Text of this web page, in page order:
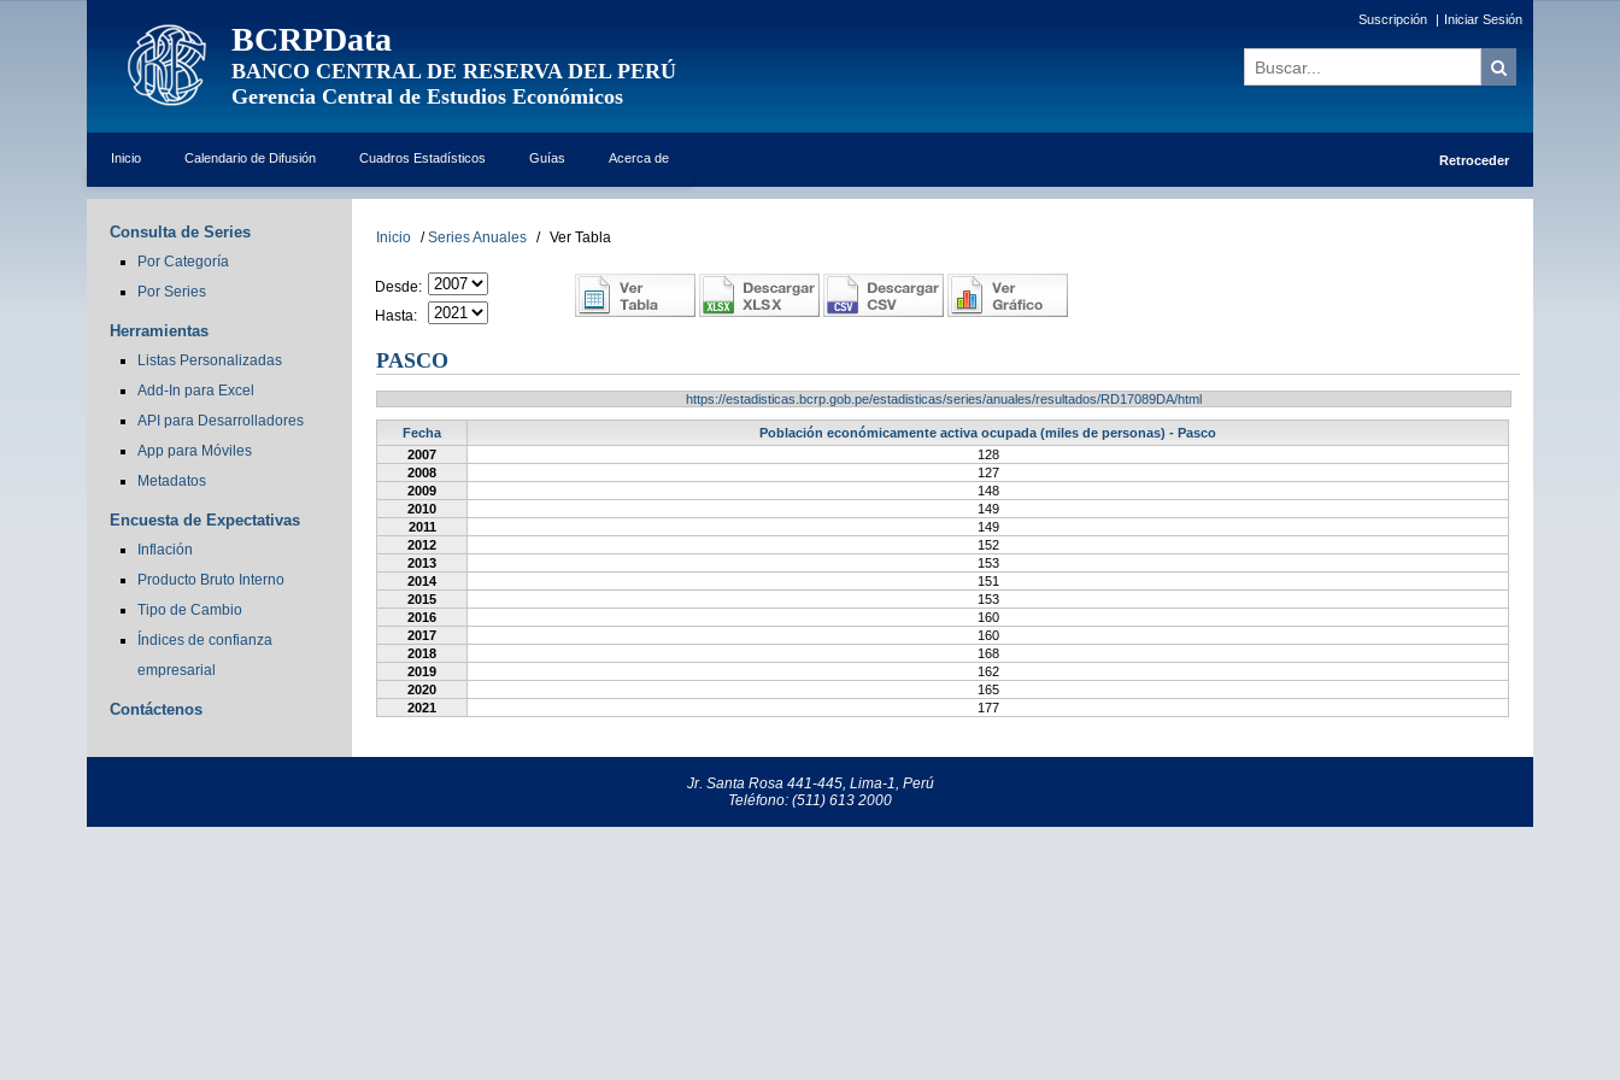
BCRPData
BANCO CENTRAL DE RESERVA DEL PERÚ
Gerencia Central de Estudios Económicos
Suscripción | Iniciar Sesión
Inicio Calendario de Difusión Cuadros Estadísticos Guías Acerca de Retroceder
Consulta de Series
Por Categoría
Por Series
Herramientas
Listas Personalizadas
Add-In para Excel
API para Desarrolladores
App para Móviles
Metadatos
Encuesta de Expectativas
Inflación
Producto Bruto Interno
Tipo de Cambio
Índices de confianza
empresarial
Contáctenos
Inicio / Series Anuales / Ver Tabla
Desde:
Hasta:
PASCO
https://estadisticas.bcrp.gob.pe/estadisticas/series/anuales/resultados/RD17089DA/html
Fecha
Población económicamente activa ocupada (miles de personas) - Pasco
2007
128
2008
127
2009
148
2010
149
2011
149
2012
152
2013
153
2014
151
2015
153
2016
160
2017
160
2018
168
2019
162
2020
165
2021
177
Jr. Santa Rosa 441-445, Lima-1, Perú
Teléfono: (511) 613 2000